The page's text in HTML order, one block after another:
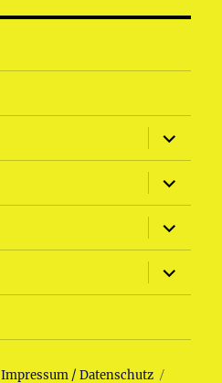
öffnen
öffnen
öffnen
öffnen
Impressum / Datenschutz